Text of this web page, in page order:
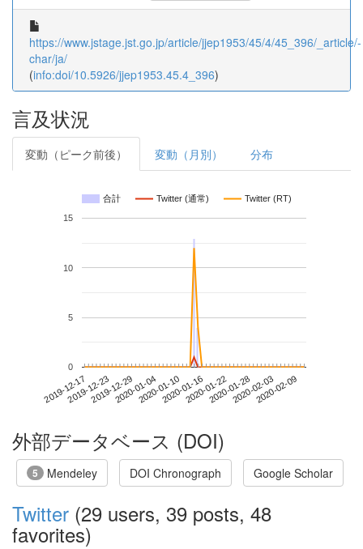
https://www.jstage.jst.go.jp/article/jjep1953/45/4/45_396/_article/-
char/ja/
(info:doi/10.5926/jjep1953.45.4_396)
言及状況
変動（ピーク前後） 変動（月別） 分布
合計 Twitter (通常) Twitter (RT)
2019-12-172019-12-232019-12-292020-01-042020-01-102020-01-162020-01-222020-01-282020-02-032020-02-09
0
5
10
15
外部データベース (DOI)
5 Mendeley DOI Chronograph Google Scholar
Twitter (29 users, 39 posts, 48
favorites)